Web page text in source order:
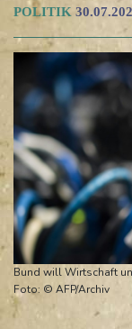
POLITIK
Bund will Wirtschaft
Foto: © AFP/Archiv